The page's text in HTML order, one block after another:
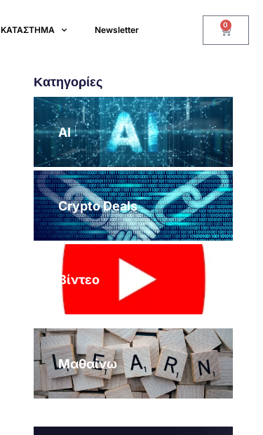
ΚΑΤΑΣΤΗΜΑ Newsletter 0
Κατηγορίες
AI
Crypto Deals
Βίντεο
Μαθαίνω